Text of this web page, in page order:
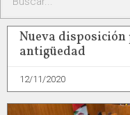
Nueva
antigüedad
12/11/2020